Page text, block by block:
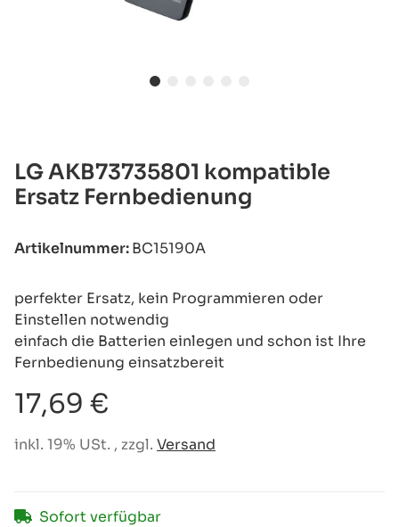
LG AKB73735801 kompatible
Ersatz Fernbedienung
Artikelnummer:BC15190A
perfekter Ersatz, kein Programmieren oder
Einstellen notwendig
einfach die Batterien einlegen und schon ist Ihre
Fernbedienung einsatzbereit
17,69 €
inkl. 19% USt. , zzgl. Versand
Sofort verfügbar